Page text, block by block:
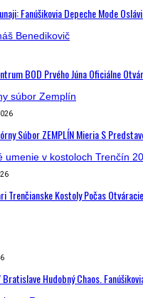
Fanúšikovia Depeche Mode
BOD Prvého Júna Oficiálne
Súbor ZEMPLÍN Mieria S
Trenčianske Kostoly Počas
Hudobný Chaos.